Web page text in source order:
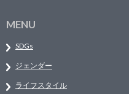
MENU
SDGs
ジェンダー
ライフスタイル